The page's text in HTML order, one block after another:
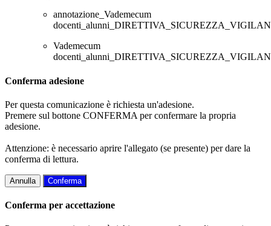
annotazione_Vademecum
Vademecum
Conferma adesione
Per questa comunicazione è richiesta un'adesione.
Premere sul bottone CONFERMA per confermare la propria
adesione.
Attenzione: è necessario aprire l'allegato (se presente) per dare la
conferma di lettura.
Annulla Conferma
Conferma per accettazione